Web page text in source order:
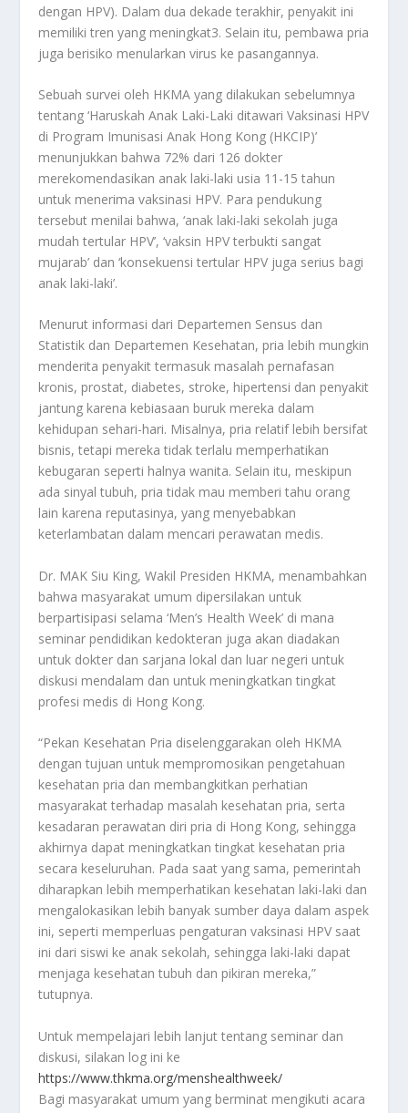
dengan HPV). Dalam dua dekade terakhir, penyakit ini
memiliki tren yang meningkat3. Selain itu, pembawa pria
juga berisiko menularkan virus ke pasangannya.
Sebuah survei oleh HKMA yang dilakukan sebelumnya
tentang ‘Haruskah Anak Laki-Laki ditawari Vaksinasi HPV
di Program Imunisasi Anak Hong Kong (HKCIP)’
menunjukkan bahwa 72% dari 126 dokter
merekomendasikan anak laki-laki usia 11-15 tahun
untuk menerima vaksinasi HPV. Para pendukung
tersebut menilai bahwa, ‘anak laki-laki sekolah juga
mudah tertular HPV’, ‘vaksin HPV terbukti sangat
mujarab’ dan ‘konsekuensi tertular HPV juga serius bagi
anak laki-laki’.
Menurut informasi dari Departemen Sensus dan
Statistik dan Departemen Kesehatan, pria lebih mungkin
menderita penyakit termasuk masalah pernafasan
kronis, prostat, diabetes, stroke, hipertensi dan penyakit
jantung karena kebiasaan buruk mereka dalam
kehidupan sehari-hari. Misalnya, pria relatif lebih bersifat
bisnis, tetapi mereka tidak terlalu memperhatikan
kebugaran seperti halnya wanita. Selain itu, meskipun
ada sinyal tubuh, pria tidak mau memberi tahu orang
lain karena reputasinya, yang menyebabkan
keterlambatan dalam mencari perawatan medis.
Dr. MAK Siu King, Wakil Presiden HKMA, menambahkan
bahwa masyarakat umum dipersilakan untuk
berpartisipasi selama ‘Men’s Health Week’ di mana
seminar pendidikan kedokteran juga akan diadakan
untuk dokter dan sarjana lokal dan luar negeri untuk
diskusi mendalam dan untuk meningkatkan tingkat
profesi medis di Hong Kong.
“Pekan Kesehatan Pria diselenggarakan oleh HKMA
dengan tujuan untuk mempromosikan pengetahuan
kesehatan pria dan membangkitkan perhatian
masyarakat terhadap masalah kesehatan pria, serta
kesadaran perawatan diri pria di Hong Kong, sehingga
akhirnya dapat meningkatkan tingkat kesehatan pria
secara keseluruhan. Pada saat yang sama, pemerintah
diharapkan lebih memperhatikan kesehatan laki-laki dan
mengalokasikan lebih banyak sumber daya dalam aspek
ini, seperti memperluas pengaturan vaksinasi HPV saat
ini dari siswi ke anak sekolah, sehingga laki-laki dapat
menjaga kesehatan tubuh dan pikiran mereka,”
tutupnya.
Untuk mempelajari lebih lanjut tentang seminar dan
diskusi, silakan log ini ke
https://www.thkma.org/menshealthweek/
Bagi masyarakat umum yang berminat mengikuti acara